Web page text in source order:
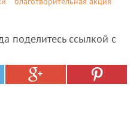
поделитесь ссылкой с